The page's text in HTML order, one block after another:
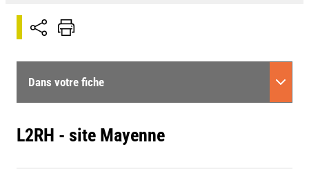
Dans votre fiche
L2RH - site Mayenne